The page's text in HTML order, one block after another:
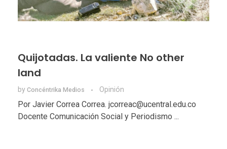
Quijotadas. La valiente No other
land
by Concéntrika Medios Opinión
Por Javier Correa Correa. jcorreac@ucentral.edu.co
Docente Comunicación Social y Periodismo ...